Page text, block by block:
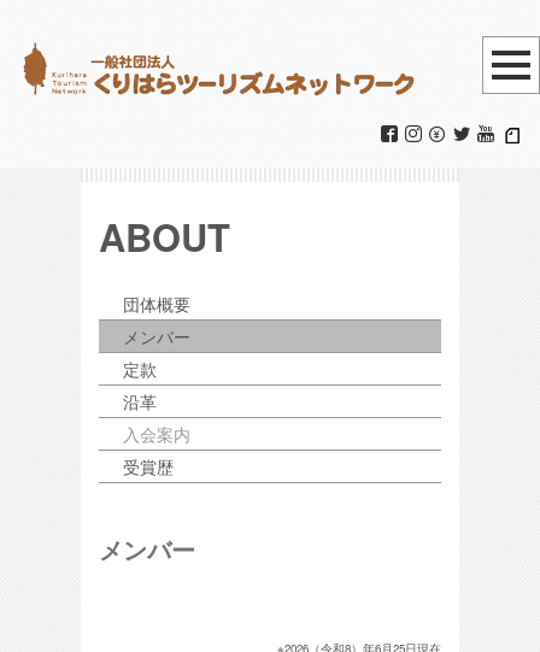
ABOUT
団体概要
メンバー
定款
沿革
入会案内
受賞歴
メンバー
※2026（令和8）年6月25日現在